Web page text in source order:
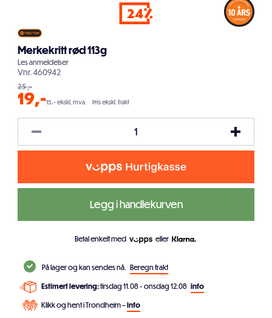
24
Merkekritt rød 113g
Lesanmeldelser
Vnr.460942
25,-
19,-15,- ekskl. mva. Pris ekskl. frakt
Legg i handlekurven
Betal enkelt med eller
På lager og kan sendes nå. Beregn frakt
Estimert levering:tirsdag 11.08 - onsdag 12.08 info
Klikk og hent i Trondheim –info